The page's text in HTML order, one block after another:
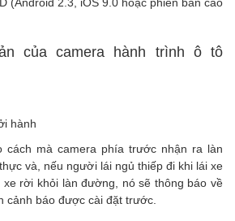
của camera hành trình ô tô
hành
cách mà camera phía trước nhận ra làn
và, nếu người lái ngủ thiếp đi khi lái xe
xe rời khỏi làn đường, nó sẽ thông báo về
cảnh báo được cài đặt trước.